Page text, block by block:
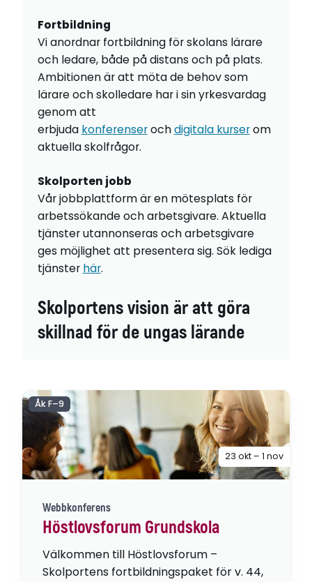
Fortbildning
Vi anordnar fortbildning för skolans lärare
och ledare, både på distans och på plats.
Ambitionen är att möta de behov som
lärare och skolledare har i sin yrkesvardag
genom att
erbjuda konferenserochdigitala kurserom
aktuella skolfrågor.
Skolporten jobb
Vår jobbplattform är en mötesplats för
arbetssökande och arbetsgivare. Aktuella
tjänster utannonseras och arbetsgivare
ges möjlighet att presentera sig. Sök lediga
tjänster här.
Skolportens vision är att göra
skillnad för de ungas lärande
Webbkonferens
Höstlovsforum Grundskola
Välkommen till Höstlovsforum –
Skolportens fortbildningspaket för v. 44,
Åk F–9
23 okt – 1 nov